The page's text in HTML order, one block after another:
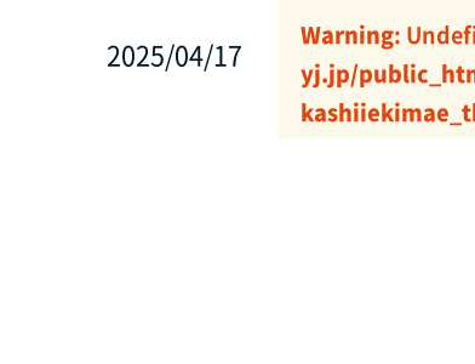
2025/04/17
Warning:
yj.jp/